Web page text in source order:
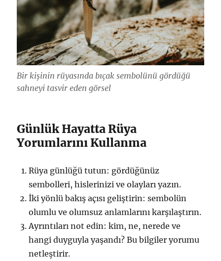
Bir kişinin rüyasında bıçak sembolünü gördüğü
sahneyi tasvir eden görsel
Günlük Hayatta Rüya
Yorumlarını Kullanma
Rüya günlüğü tutun: gördüğünüz
sembolleri, hislerinizi ve olayları yazın.
İki yönlü bakış açısı geliştirin: sembolün
olumlu ve olumsuz anlamlarını karşılaştırın.
Ayrıntıları not edin: kim, ne, nerede ve
hangi duyguyla yaşandı? Bu bilgiler yorumu
netleştirir.